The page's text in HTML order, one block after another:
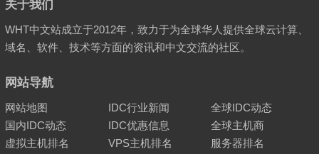
关于我们
WHT中文站成立于2012年，致力于为全球华人提供全球云计算、
域名、软件、技术等方面的资讯和中文交流的社区。
网站导航
网站地图 IDC行业新闻
全球IDC动态
国内IDC动态
IDC优惠信息
全球主机商
虚拟主机排名
VPS主机排名 服务器排名